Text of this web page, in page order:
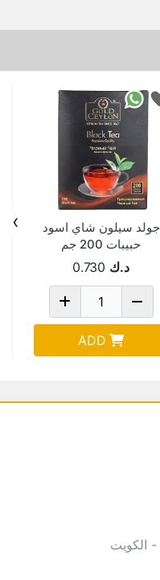
جولد سيلون شاي اسود
حبيبات 200 جم
د.ك 0.730
ADD
›
- الكويت